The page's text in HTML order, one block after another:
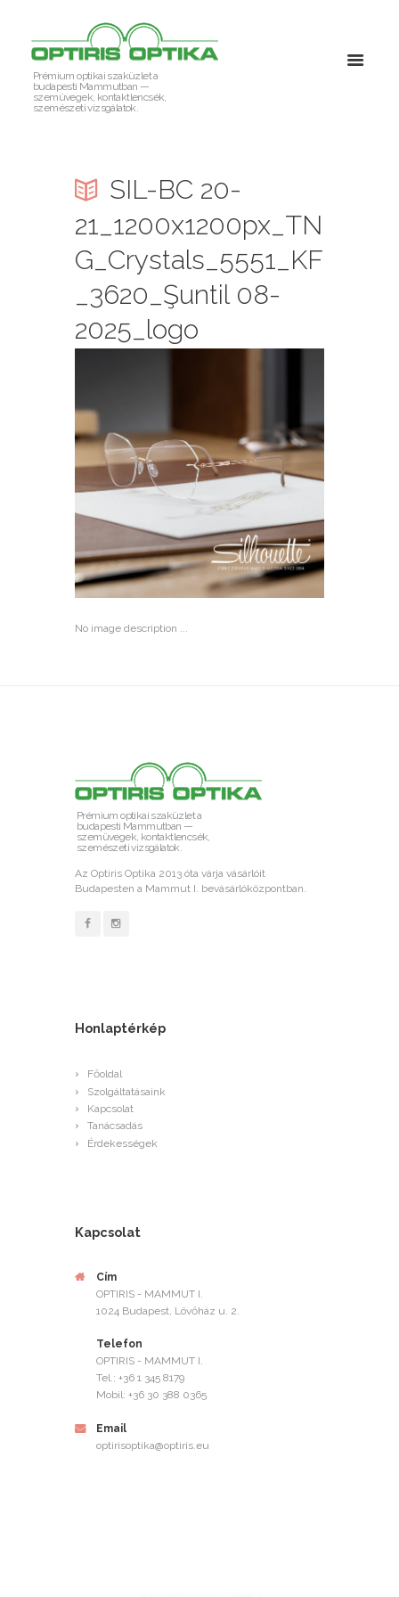
Prémium optikai szaküzlet a
budapesti Mammutban —
szemüvegek, kontaktlencsék,
szemészeti vizsgálatok.
SIL-BC 20-
21_1200x1200px_TN
G_Crystals_5551_KF
_3620_Şuntil 08-
2025_logo
No image description ...
Prémium optikai szaküzlet a
budapesti Mammutban —
szemüvegek, kontaktlencsék,
szemészeti vizsgálatok.
Az Optiris Optika 2013 óta várja vásárlóit
Budapesten a Mammut I. bevásárlóközpontban.
Honlaptérkép
Főoldal
Szolgáltatásaink
Kapcsolat
Tanácsadás
Érdekességek
Kapcsolat
Cím
OPTIRIS - MAMMUT I.
1024 Budapest, Lövőház u. 2.
Telefon
OPTIRIS - MAMMUT I.
Tel.: +36 1 345 8179
Mobil: +36 30 388 0365
Email
optirisoptika@optiris.eu